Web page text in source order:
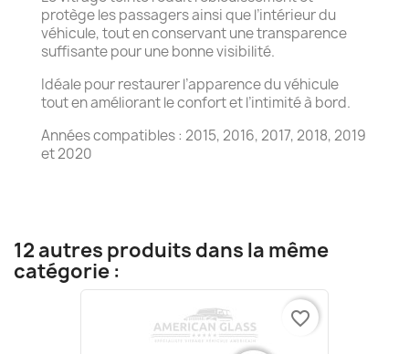
protège les passagers ainsi que l’intérieur du
véhicule, tout en conservant une transparence
suffisante pour une bonne visibilité.
Idéale pour restaurer l’apparence du véhicule
tout en améliorant le confort et l’intimité à bord.
Années compatibles : 2015, 2016, 2017, 2018, 2019
et 2020
12 autres produits dans la même
catégorie :
favorite_border